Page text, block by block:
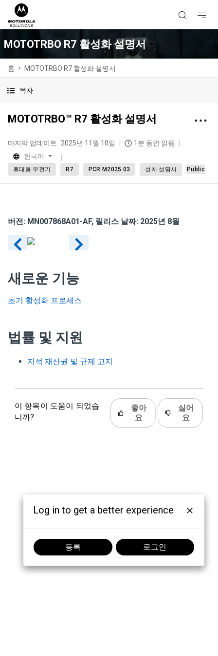
MOTOTRBO R7 활성화 설명서
홈 MOTOTRBO R7 활성화 설명서
목차
MOTOTRBO™ R7 활성화 설명서
마지막 업데이트 2025년 11월 10일
1분 동안 읽음
한국어
휴대용 무전기 R7 PCR M2025.03 설치 설명서 Public
버전: MN007868A01-AF, 릴리스 날짜: 2025년 8월
새로운 기능
초기 활성화 프로세스
법률 및 지원
지적 재산권 및 규제 고지
이 항목이 도움이 되었습
니까?
좋아
요
싫어
요
Log in to get a better experience
등록 로그인